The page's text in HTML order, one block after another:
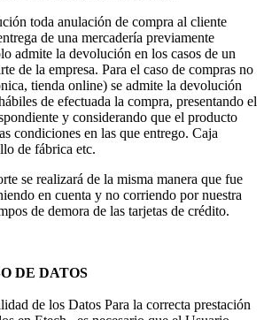
toda anulación de compra al cliente
de una mercadería previamente
admite la devolución en los casos de un
de la empresa. Para el caso de compras no
tienda online) se admite la devolución
de efectuada la compra, presentando el
y considerando que el producto
condiciones en las que entrego. Caja
de fábrica etc.
se realizará de la misma manera que fue
en cuenta y no corriendo por nuestra
de demora de las tarjetas de crédito.
DE DATOS
de los Datos Para la correcta prestación